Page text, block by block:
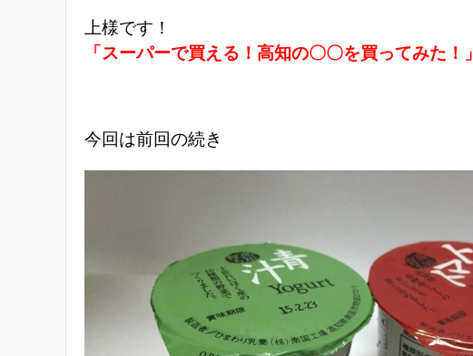
上様です！
「スーパーで買える！高知の〇〇を買ってみた！」
今回は前回の続き